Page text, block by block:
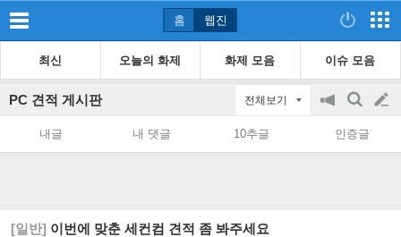
홈 웹진
최신 오늘의 화제 화제 모음 이슈 모음
PC 견적 게시판 전체보기
공
on/off
검
색
글
쓰
내글 내 댓글 10추글 인증글
[일반] 이번에 맞춘 세컨컴 견적 좀 봐주세요